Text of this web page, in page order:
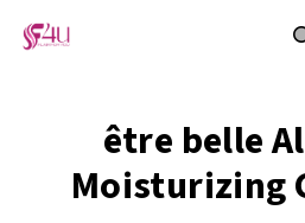
obsah
être belle
Moisturizing